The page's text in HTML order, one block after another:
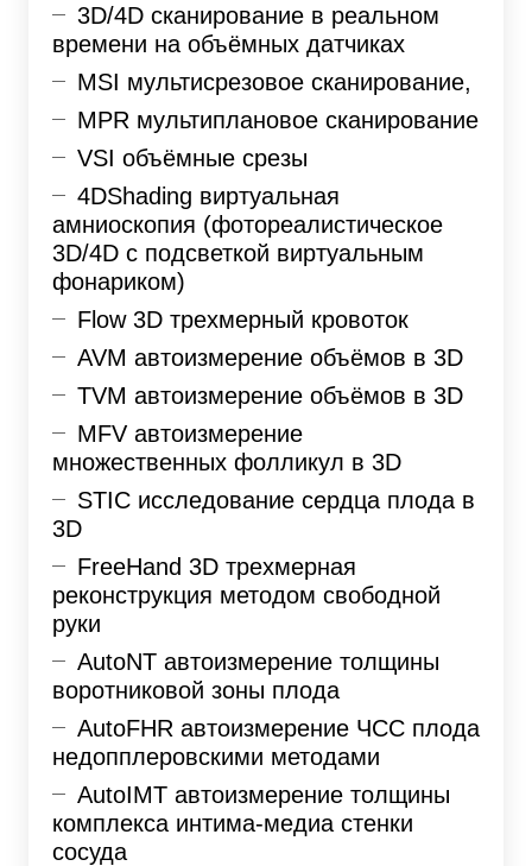
3D/4D сканирование в реальном
времени на объёмных датчиках
MSI мультисрезовое сканирование,
MPR мультиплановое сканирование
VSI объёмные срезы
4DShading виртуальная
амниоскопия (фотореалистическое
3D/4D с подсветкой виртуальным
фонариком)
Flow 3D трехмерный кровоток
AVM автоизмерение объёмов в 3D
TVM автоизмерение объёмов в 3D
MFV автоизмерение
множественных фолликул в 3D
STIC исследование сердца плода в
3D
FreeHand 3D трехмерная
реконструкция методом свободной
руки
AutoNT автоизмерение толщины
воротниковой зоны плода
AutoFHR автоизмерение ЧСС плода
недопплеровскими методами
AutoIMT автоизмерение толщины
комплекса интима-медиа стенки
сосуда